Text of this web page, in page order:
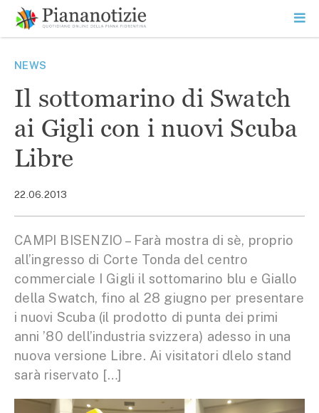
contenuto
SEARCH
NEWS
Il sottomarino di Swatch
ai Gigli con i nuovi Scuba
Libre
22.06.2013
CAMPI BISENZIO – Farà mostra di sè, proprio
all’ingresso di Corte Tonda del centro
commerciale I Gigli il sottomarino blu e Giallo
della Swatch, fino al 28 giugno per presentare
i nuovi Scuba (il prodotto di punta dei primi
anni ’80 dell’industria svizzera) adesso in una
nuova versione Libre. Ai visitatori dlelo stand
sarà riservato […]